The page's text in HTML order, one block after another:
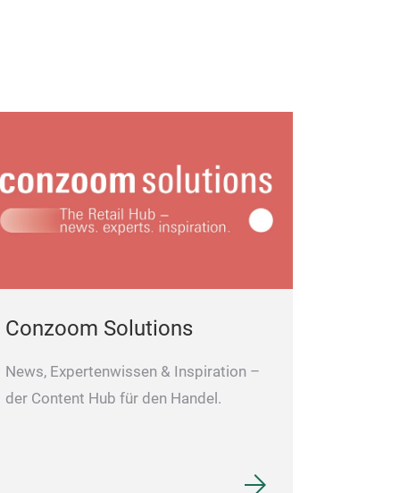
Conzoom Solutions
News, Expertenwissen & Inspiration –
der Content Hub für den Handel.